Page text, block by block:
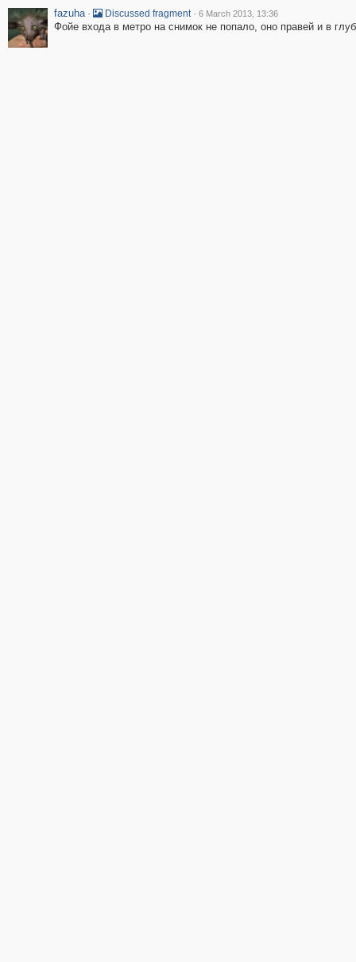
fazuha · Discussed fragment · 6 March 2013, 13:36
Фойе входа в метро на снимок не попало, оно правей и в